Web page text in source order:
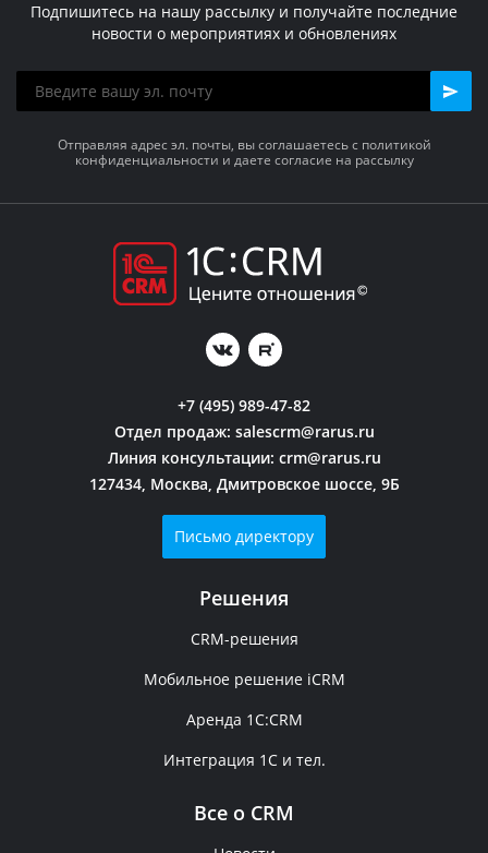
Подпишитесь на нашу рассылку и получайте последние
новости о мероприятиях и обновлениях
Отправляя адрес эл. почты, вы соглашаетесь с политикой
конфиденциальности и даете согласие на рассылку
+7 (495) 989-47-82
Отдел продаж: salescrm@rarus.ru
Линия консультации: crm@rarus.ru
127434, Москва, Дмитровское шоссе, 9Б
Письмо директору
Решения
CRM-решения
Мобильное решение iCRM
Аренда 1C:CRM
Интеграция 1С и тел.
Все о CRM